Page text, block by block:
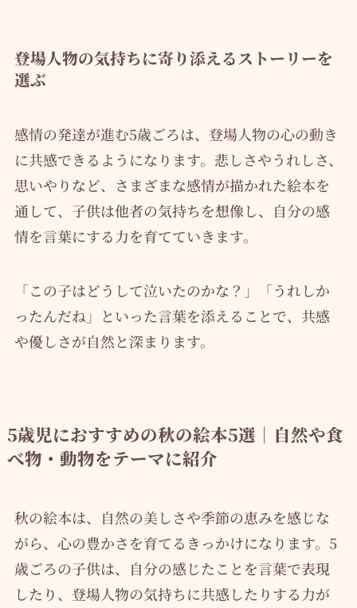
登場人物の気持ちに寄り添えるストーリーを
選ぶ
感情の発達が進む5歳ごろは、登場人物の心の動き
に共感できるようになります。悲しさやうれしさ、
思いやりなど、さまざまな感情が描かれた絵本を
通して、子供は他者の気持ちを想像し、自分の感
情を言葉にする力を育てていきます。
「この子はどうして泣いたのかな？」「うれしか
ったんだね」といった言葉を添えることで、共感
や優しさが自然と深まります。
5歳児におすすめの秋の絵本5選｜自然や食
べ物・動物をテーマに紹介
秋の絵本は、自然の美しさや季節の恵みを感じな
がら、心の豊かさを育てるきっかけになります。5
歳ごろの子供は、自分の感じたことを言葉で表現
したり、登場人物の気持ちに共感したりする力が